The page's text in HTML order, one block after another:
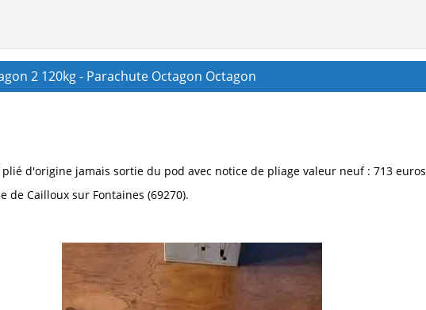
2 120kg - Parachute Octagon Octagon
d'origine jamais sortie du pod avec notice de pliage valeur neuf : 713 euros
de Cailloux sur Fontaines (69270).